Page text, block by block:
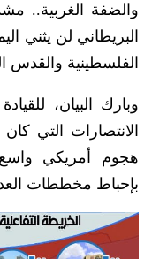
والضفة الغربية..
البريطاني لن يثني
الفلسطينية والقدس
وبارك البيان،
الانتصارات التي
هجوم أمريكي واسع
بإحباط مخططات